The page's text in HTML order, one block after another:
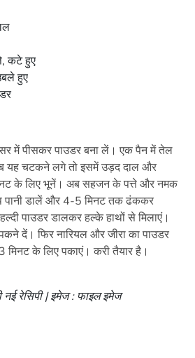
कटे हुए
हुए
में पीसकर पाउडर बना लें। एक पैन में तेल
यह चटकने लगे तो इसमें उड़द दाल और
के लिए भूनें। अब सहजन के पत्ते और नमक
पानी डालें और 4-5 मिनट तक ढंककर
पाउडर डालकर हल्के हाथों से मिलाएं।
दें। फिर नारियल और जीरा का पाउडर
मिनट के लिए पकाएं। करी तैयार है।
नई रेसिपी | इमेज : फाइल इमेज